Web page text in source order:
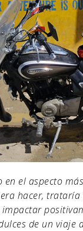
en el aspecto
hacer,
de un